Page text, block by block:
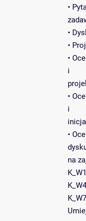
•
•
•
•
i
•
i
•
na
K_W1
K_W4
K_W7